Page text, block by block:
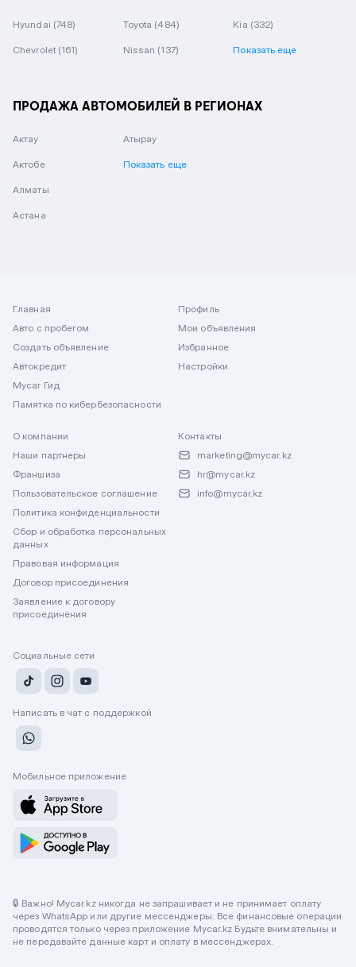
Hyundai (748) Toyota (484) Kia (332)
Chevrolet (161) Nissan (137) Показать еще
ПРОДАЖА АВТОМОБИЛЕЙ В РЕГИОНАХ
Актау
Актобе
Алматы
Астана
Атырау
Показать еще
Главная
Авто с пробегом
Создать объявление
Автокредит
Mycar Гид
Памятка по кибербезопасности
Профиль
Мои объявления
Избранное
Настройки
О компании
Наши партнеры
Франшиза
Пользовательское соглашение
Политика конфиденциальности
Сбор и обработка персональных
данных
Правовая информация
Договор присоединения
Заявление к договору
присоединения
Контакты
marketing@mycar.kz
hr@mycar.kz
info@mycar.kz
Социальные сети
Написать в чат с поддержкой
Мобильное приложение
🔒 Важно! Mycar.kz никогда не запрашивает и не принимает оплату
через WhatsApp или другие мессенджеры. Все финансовые операции
проводятся только через приложение Mycar.kz Будьте внимательны и
не передавайте данные карт и оплату в мессенджерах.